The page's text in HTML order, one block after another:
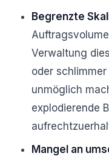
Begrenzte
Verwaltung
oder
unmöglich
explodierende
Mangel an